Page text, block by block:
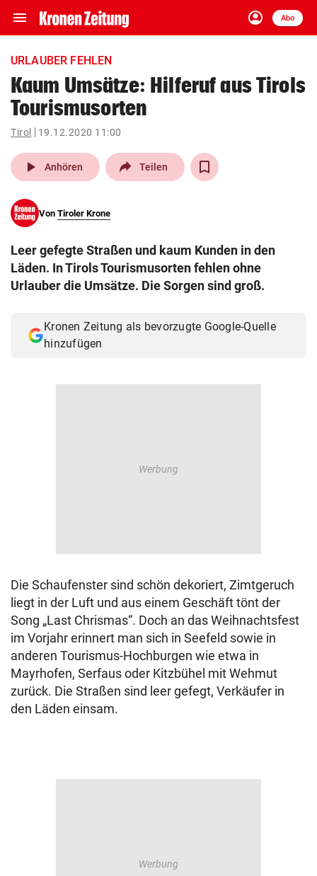
menu Navigation
ein-/ausklappen
account_circle
Anmelden
Abo
close Schließen
account_circle Anmelden
pin_drop
Wien arrow_right
search
eingeben
© Krone Multimedia GmbH & Co KG 2026
Muthgasse 2, 1190 Wien
URLAUBER FEHLEN
Kaum Umsätze: Hilferuf aus Tirols
Tourismusorten
Tirol 19.12.2020 11:00
play_arrow Anhören Teilen
Von Tiroler Krone
Leer gefegte Straßen und kaum Kunden in den
Läden. In Tirols Tourismusorten fehlen ohne
Urlauber die Umsätze. Die Sorgen sind groß.
Kronen Zeitung als bevorzugte Google-Quelle
hinzufügen
Die Schaufenster sind schön dekoriert, Zimtgeruch
liegt in der Luft und aus einem Geschäft tönt der
Song „Last Chrismas“. Doch an das Weihnachtsfest
im Vorjahr erinnert man sich in Seefeld sowie in
anderen Tourismus-Hochburgen wie etwa in
Mayrhofen, Serfaus oder Kitzbühel mit Wehmut
zurück. Die Straßen sind leer gefegt, Verkäufer in
den Läden einsam.